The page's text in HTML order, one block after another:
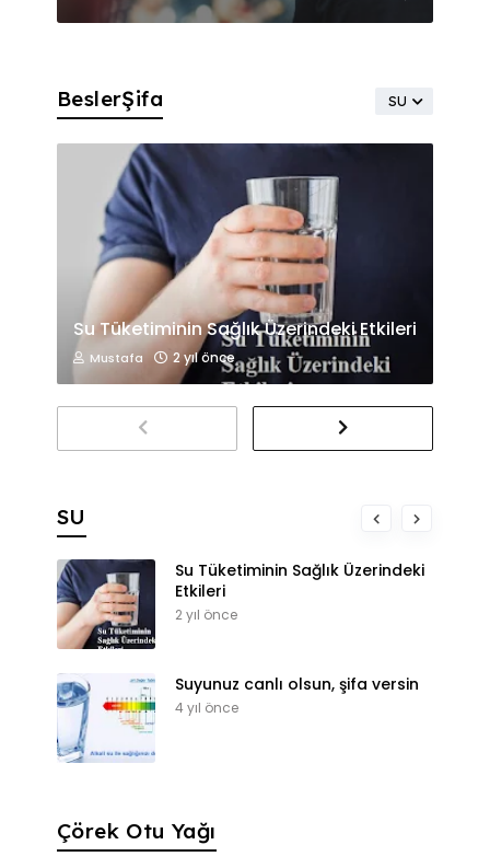
SU
BeslerŞifa
Su Tüketiminin Sağlık Üzerindeki Etkileri
Mustafa 2 yıl önce
SU
Su Tüketiminin Sağlık Üzerindeki
Etkileri
2 yıl önce
Suyunuz canlı olsun, şifa versin
4 yıl önce
Çörek Otu Yağı